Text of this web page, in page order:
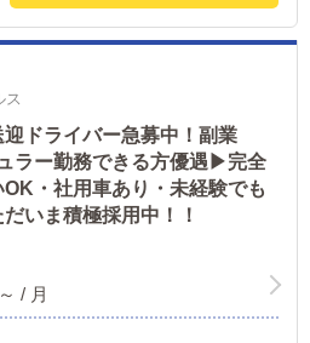
ス
迎ドライバー急募中！副業
ラー勤務できる方優遇▶完全
・社用車あり・未経験でも
いま積極採用中！！
/ 月